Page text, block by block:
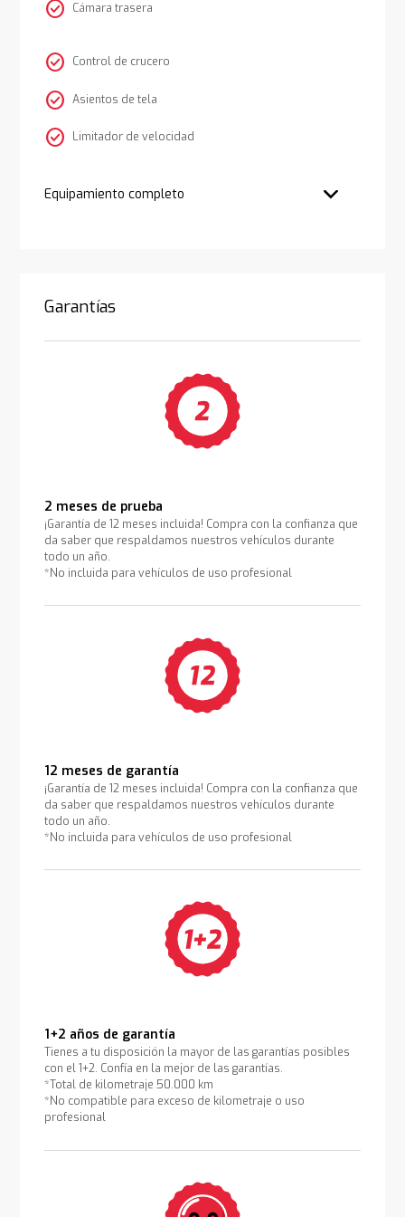
check_circle Cámara trasera
check_circle Control de crucero
check_circle Asientos de tela
check_circle Limitador de velocidad
Equipamiento completo
Garantías
2 meses de prueba
¡Garantía de 12 meses incluida! Compra con la confianza que
da saber que respaldamos nuestros vehículos durante
todo un año.
*No incluida para vehículos de uso profesional
12 meses de garantía
¡Garantía de 12 meses incluida! Compra con la confianza que
da saber que respaldamos nuestros vehículos durante
todo un año.
*No incluida para vehículos de uso profesional
1+2 años de garantía
Tienes a tu disposición la mayor de las garantías posibles
con el 1+2. Confía en la mejor de las garantías.
*Total de kilometraje 50.000 km
*No compatible para exceso de kilometraje o uso
profesional